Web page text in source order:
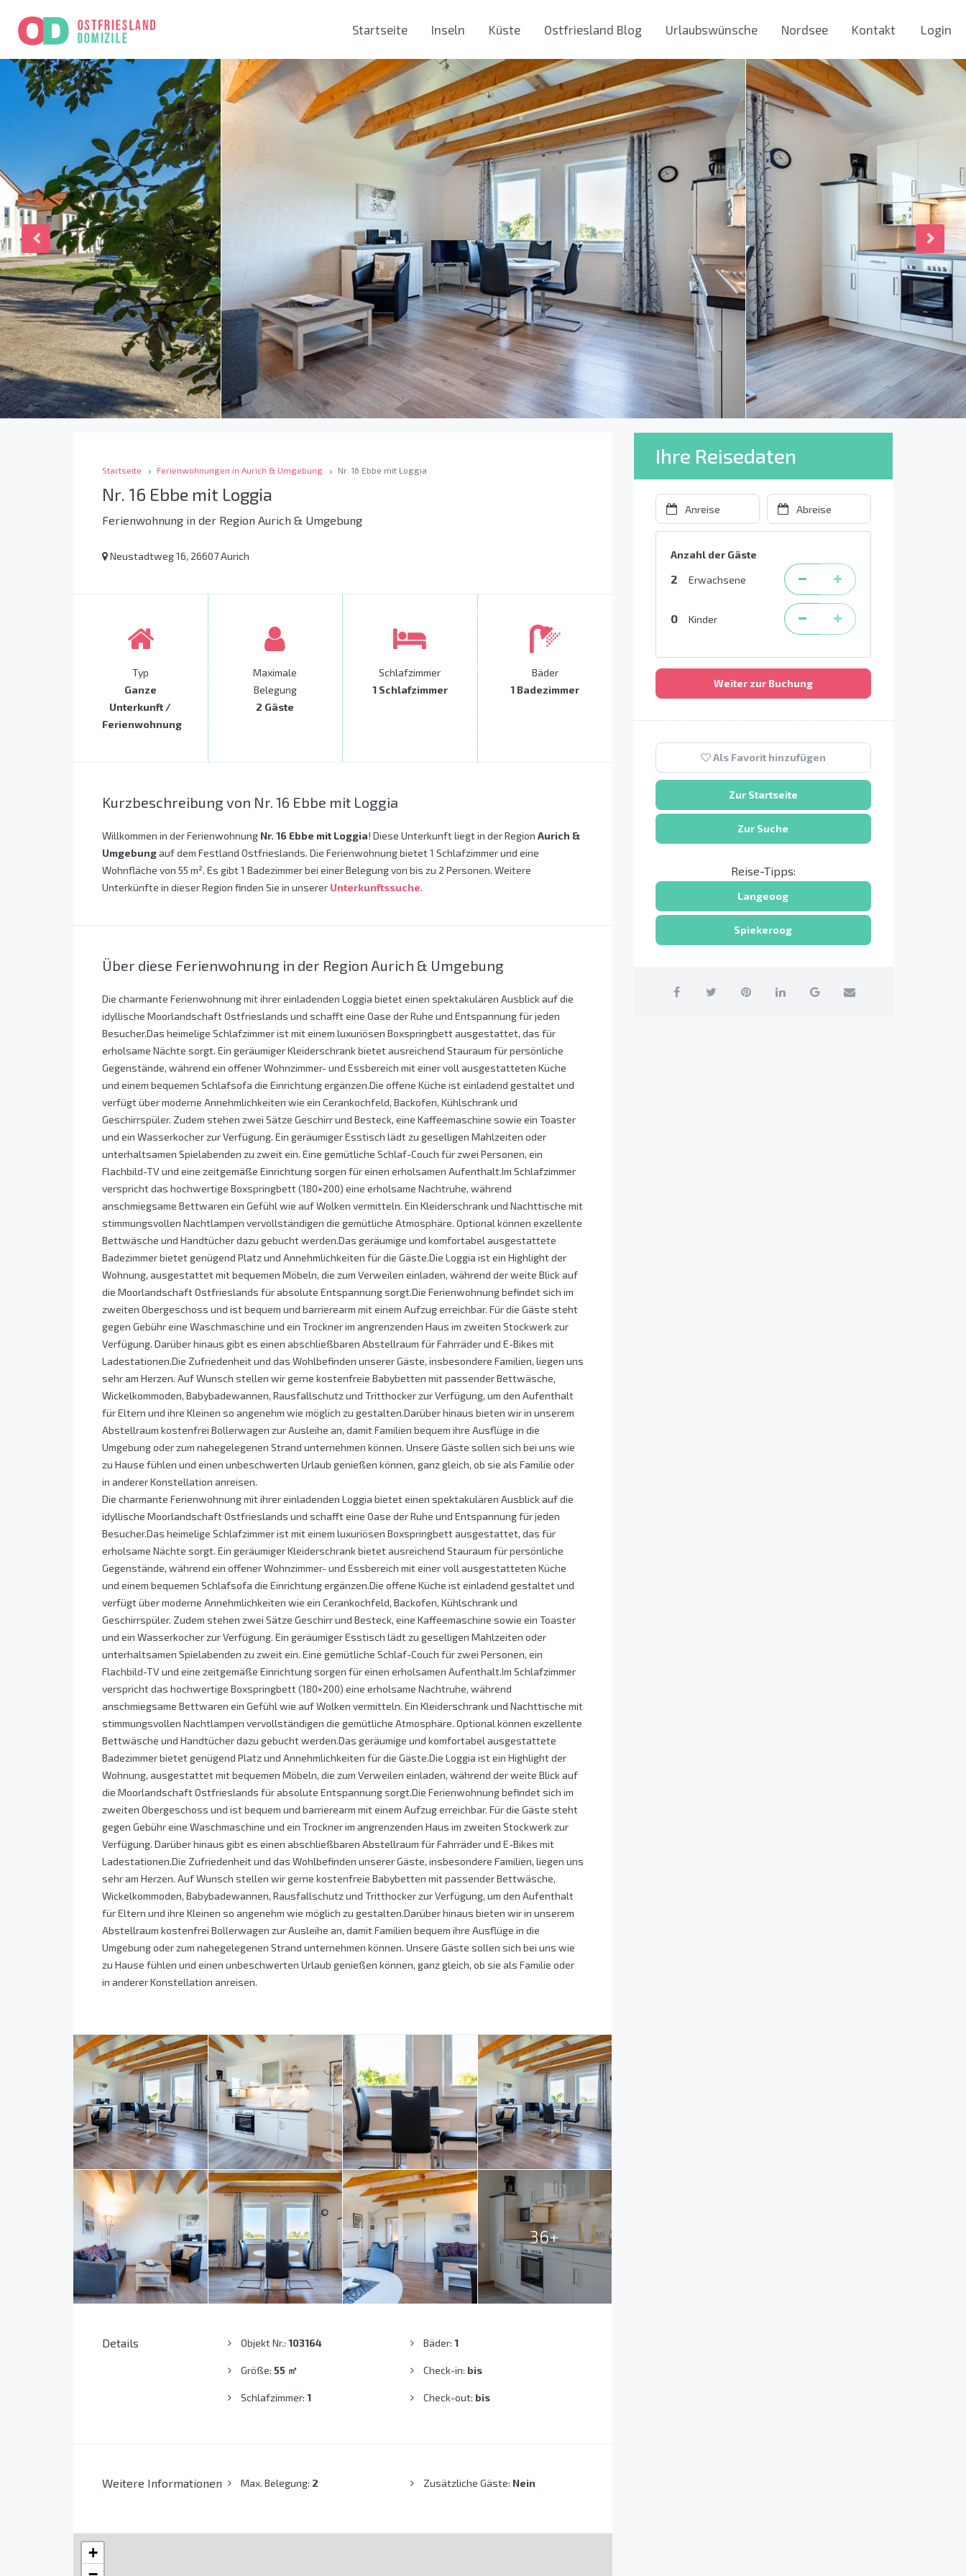
Startseite Inseln Küste Ostfriesland Blog Urlaubswünsche Nordsee Kontakt Login
Startseite Ferienwohnungen in Aurich & Umgebung Nr. 16 Ebbe mit Loggia
Nr. 16 Ebbe mit Loggia
Ferienwohnung in der Region Aurich & Umgebung
Neustadtweg 16, 26607 Aurich
Typ
Ganze
Unterkunft /
Ferienwohnung
Maximale
Belegung
2 Gäste
Schlafzimmer
1 Schlafzimmer
Bäder
1 Badezimmer
Kurzbeschreibung von Nr. 16 Ebbe mit Loggia
Willkommen in der Ferienwohnung Nr. 16 Ebbe mit Loggia! Diese Unterkunft liegt in der Region Aurich &
Umgebungauf dem Festland Ostfrieslands. Die Ferienwohnung bietet 1 Schlafzimmer und eine
Wohnfläche von 55 m². Es gibt 1 Badezimmer bei einer Belegung von bis zu 2 Personen. Weitere
Unterkünfte in dieser Region finden Sie in unserer Unterkunftssuche.
Über diese Ferienwohnung in der Region Aurich & Umgebung
Die charmante Ferienwohnung mit ihrer einladenden Loggia bietet einen spektakulären Ausblick auf die
idyllische Moorlandschaft Ostfrieslands und schafft eine Oase der Ruhe und Entspannung für jeden
Besucher.Das heimelige Schlafzimmer ist mit einem luxuriösen Boxspringbett ausgestattet, das für
erholsame Nächte sorgt. Ein geräumiger Kleiderschrank bietet ausreichend Stauraum für persönliche
Gegenstände, während ein offener Wohnzimmer- und Essbereich mit einer voll ausgestatteten Küche
und einem bequemen Schlafsofa die Einrichtung ergänzen.Die offene Küche ist einladend gestaltet und
verfügt über moderne Annehmlichkeiten wie ein Cerankochfeld, Backofen, Kühlschrank und
Geschirrspüler. Zudem stehen zwei Sätze Geschirr und Besteck, eine Kaffeemaschine sowie ein Toaster
und ein Wasserkocher zur Verfügung. Ein geräumiger Esstisch lädt zu geselligen Mahlzeiten oder
unterhaltsamen Spielabenden zu zweit ein. Eine gemütliche Schlaf-Couch für zwei Personen, ein
Flachbild-TV und eine zeitgemäße Einrichtung sorgen für einen erholsamen Aufenthalt.Im Schlafzimmer
verspricht das hochwertige Boxspringbett (180×200) eine erholsame Nachtruhe, während
anschmiegsame Bettwaren ein Gefühl wie auf Wolken vermitteln. Ein Kleiderschrank und Nachttische mit
stimmungsvollen Nachtlampen vervollständigen die gemütliche Atmosphäre. Optional können exzellente
Bettwäsche und Handtücher dazu gebucht werden.Das geräumige und komfortabel ausgestattete
Badezimmer bietet genügend Platz und Annehmlichkeiten für die Gäste.Die Loggia ist ein Highlight der
Wohnung, ausgestattet mit bequemen Möbeln, die zum Verweilen einladen, während der weite Blick auf
die Moorlandschaft Ostfrieslands für absolute Entspannung sorgt.Die Ferienwohnung befindet sich im
zweiten Obergeschoss und ist bequem und barrierearm mit einem Aufzug erreichbar. Für die Gäste steht
gegen Gebühr eine Waschmaschine und ein Trockner im angrenzenden Haus im zweiten Stockwerk zur
Verfügung. Darüber hinaus gibt es einen abschließbaren Abstellraum für Fahrräder und E-Bikes mit
Ladestationen.Die Zufriedenheit und das Wohlbefinden unserer Gäste, insbesondere Familien, liegen uns
sehr am Herzen. Auf Wunsch stellen wir gerne kostenfreie Babybetten mit passender Bettwäsche,
Wickelkommoden, Babybadewannen, Rausfallschutz und Tritthocker zur Verfügung, um den Aufenthalt
für Eltern und ihre Kleinen so angenehm wie möglich zu gestalten.Darüber hinaus bieten wir in unserem
Abstellraum kostenfrei Bollerwagen zur Ausleihe an, damit Familien bequem ihre Ausflüge in die
Umgebung oder zum nahegelegenen Strand unternehmen können. Unsere Gäste sollen sich bei uns wie
zu Hause fühlen und einen unbeschwerten Urlaub genießen können, ganz gleich, ob sie als Familie oder
in anderer Konstellation anreisen.
Die charmante Ferienwohnung mit ihrer einladenden Loggia bietet einen spektakulären Ausblick auf die
idyllische Moorlandschaft Ostfrieslands und schafft eine Oase der Ruhe und Entspannung für jeden
Besucher.Das heimelige Schlafzimmer ist mit einem luxuriösen Boxspringbett ausgestattet, das für
erholsame Nächte sorgt. Ein geräumiger Kleiderschrank bietet ausreichend Stauraum für persönliche
Gegenstände, während ein offener Wohnzimmer- und Essbereich mit einer voll ausgestatteten Küche
und einem bequemen Schlafsofa die Einrichtung ergänzen.Die offene Küche ist einladend gestaltet und
verfügt über moderne Annehmlichkeiten wie ein Cerankochfeld, Backofen, Kühlschrank und
Geschirrspüler. Zudem stehen zwei Sätze Geschirr und Besteck, eine Kaffeemaschine sowie ein Toaster
und ein Wasserkocher zur Verfügung. Ein geräumiger Esstisch lädt zu geselligen Mahlzeiten oder
unterhaltsamen Spielabenden zu zweit ein. Eine gemütliche Schlaf-Couch für zwei Personen, ein
Flachbild-TV und eine zeitgemäße Einrichtung sorgen für einen erholsamen Aufenthalt.Im Schlafzimmer
verspricht das hochwertige Boxspringbett (180×200) eine erholsame Nachtruhe, während
anschmiegsame Bettwaren ein Gefühl wie auf Wolken vermitteln. Ein Kleiderschrank und Nachttische mit
stimmungsvollen Nachtlampen vervollständigen die gemütliche Atmosphäre. Optional können exzellente
Bettwäsche und Handtücher dazu gebucht werden.Das geräumige und komfortabel ausgestattete
Badezimmer bietet genügend Platz und Annehmlichkeiten für die Gäste.Die Loggia ist ein Highlight der
Wohnung, ausgestattet mit bequemen Möbeln, die zum Verweilen einladen, während der weite Blick auf
die Moorlandschaft Ostfrieslands für absolute Entspannung sorgt.Die Ferienwohnung befindet sich im
zweiten Obergeschoss und ist bequem und barrierearm mit einem Aufzug erreichbar. Für die Gäste steht
gegen Gebühr eine Waschmaschine und ein Trockner im angrenzenden Haus im zweiten Stockwerk zur
Verfügung. Darüber hinaus gibt es einen abschließbaren Abstellraum für Fahrräder und E-Bikes mit
Ladestationen.Die Zufriedenheit und das Wohlbefinden unserer Gäste, insbesondere Familien, liegen uns
sehr am Herzen. Auf Wunsch stellen wir gerne kostenfreie Babybetten mit passender Bettwäsche,
Wickelkommoden, Babybadewannen, Rausfallschutz und Tritthocker zur Verfügung, um den Aufenthalt
für Eltern und ihre Kleinen so angenehm wie möglich zu gestalten.Darüber hinaus bieten wir in unserem
Abstellraum kostenfrei Bollerwagen zur Ausleihe an, damit Familien bequem ihre Ausflüge in die
Umgebung oder zum nahegelegenen Strand unternehmen können. Unsere Gäste sollen sich bei uns wie
zu Hause fühlen und einen unbeschwerten Urlaub genießen können, ganz gleich, ob sie als Familie oder
in anderer Konstellation anreisen.
36+
Details Objekt Nr.: 103164
Größe: 55 ㎡
Schlafzimmer: 1
Bäder:1
Check-in: bis
Check-out: bis
Weitere Informationen Max. Belegung: 2 Zusätzliche Gäste: Nein
+
Ihre Reisedaten
Anzahl der Gäste
2 Erwachsene
0 Kinder
Weiter zur Buchung
Als Favorit hinzufügen
Zur Startseite
Zur Suche
Reise-Tipps:
Langeoog
Spiekeroog